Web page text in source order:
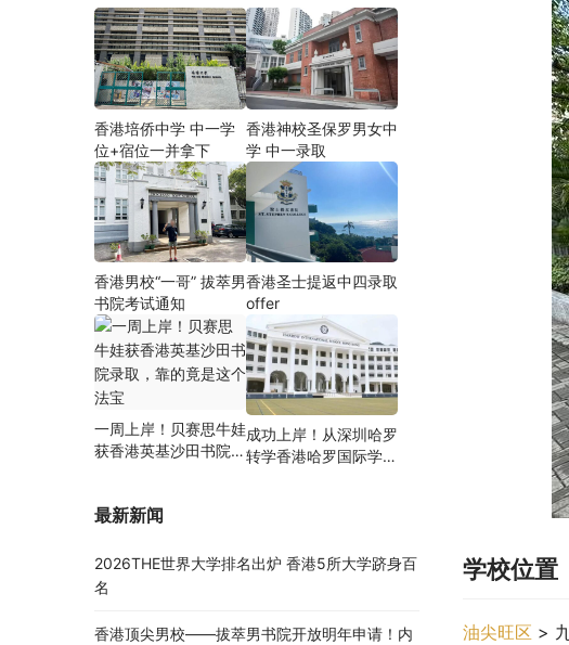
学校位置
油尖旺区 >
香港培侨中学 中一学
位+宿位一并拿下
香港神校圣保罗男女中
学 中一录取
香港男校“一哥” 拔萃男
书院考试通知
香港圣士提返中四录取
offer
一周上岸！贝赛思牛娃
获香港英基沙田书院录
成功上岸！从深圳哈罗
转学香港哈罗国际学
最新新闻
2026THE世界大学排名出炉 香港5所大学跻身百
名
香港顶尖男校——拔萃男书院开放明年申请！内